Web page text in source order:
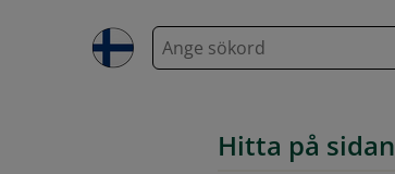
S
ö
Hitta på sidan